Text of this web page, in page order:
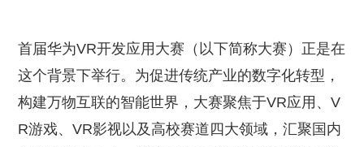
首届华为VR开发应用大赛（以下简称大赛）正是在
这个背景下举行。为促进传统产业的数字化转型，
构建万物互联的智能世界，大赛聚焦于VR应用、V
R游戏、VR影视以及高校赛道四大领域，汇聚国内